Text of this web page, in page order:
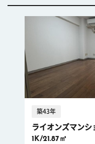
築43年
ライオンズマンシ
1K/21.87㎡